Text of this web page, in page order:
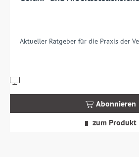
Aktueller Ratgeber für die Praxis der
Preise
Abonnieren
zum Produkt